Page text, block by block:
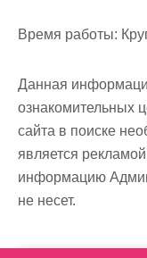
Время работы:
Данная
ознакомительных
сайта в поиске
является
информацию
не несет.